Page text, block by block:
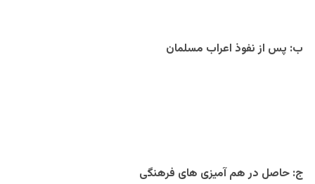
ب: پس از نفوذ اعراب مسلمان
ج: حاصل در هم آمیزی های فرهنگی